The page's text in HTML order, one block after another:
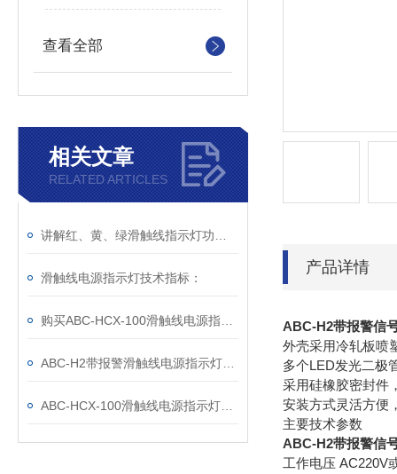
查看全部
相关文章
RELATED ARTICLES
滑触线电源指示灯技术指标：
产品详情
ABC-H2带报警信
外壳采用冷轧板喷
多个LED发光二极
采用硅橡胶密封件
安装方式灵活方便
主要技术参数
ABC-H2带报警信
工作电压 AC220V